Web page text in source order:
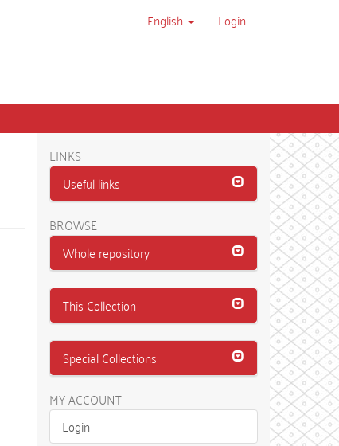
English Login
LINKS
Useful links
BROWSE
Whole repository
This Collection
Special Collections
MY ACCOUNT
Login